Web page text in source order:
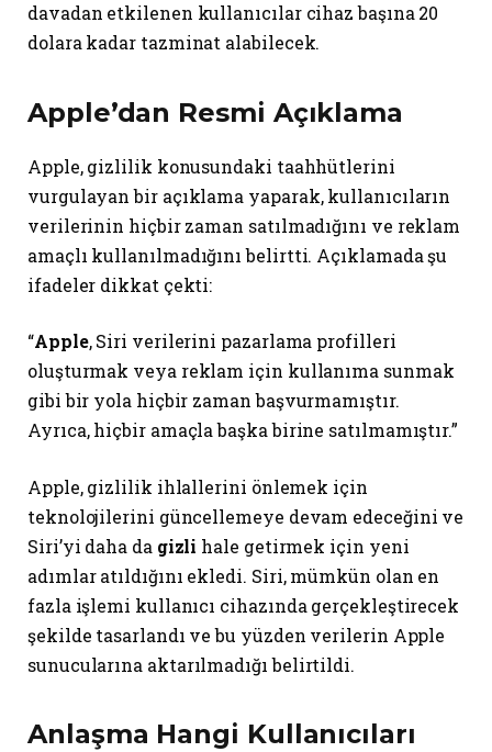
davadan etkilenen kullanıcılar cihaz başına 20
dolara kadar tazminat alabilecek.
Apple’dan Resmi Açıklama
Apple, gizlilik konusundaki taahhütlerini
vurgulayan bir açıklama yaparak, kullanıcıların
verilerinin hiçbir zaman satılmadığını ve reklam
amaçlı kullanılmadığını belirtti. Açıklamada şu
ifadeler dikkat çekti:
“Apple, Siri verilerini pazarlama profilleri
oluşturmak veya reklam için kullanıma sunmak
gibi bir yola hiçbir zaman başvurmamıştır.
Ayrıca, hiçbir amaçla başka birine satılmamıştır.”
Apple, gizlilik ihlallerini önlemek için
teknolojilerini güncellemeye devam edeceğini ve
Siri’yi daha da gizli hale getirmek için yeni
adımlar atıldığını ekledi. Siri, mümkün olan en
fazla işlemi kullanıcı cihazında gerçekleştirecek
şekilde tasarlandı ve bu yüzden verilerin Apple
sunucularına aktarılmadığı belirtildi.
Anlaşma Hangi Kullanıcıları